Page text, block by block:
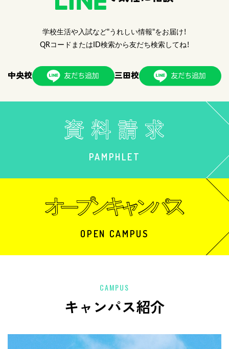
学校生活や入試など"うれしい情報"をお届け！
QRコードまたはID検索から友だち検索してね！
中央校 三田校
PAMPHLET
OPEN CAMPUS
CAMPUS
キャンパス紹介